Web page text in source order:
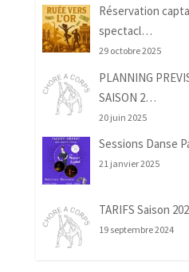
Réservation
spectacl…
29 octobre 2025
PLANNING
SAISON 2…
20 juin 2025
Sessions Danse
21 janvier 2025
TARIFS Saison
19 septembre 2024